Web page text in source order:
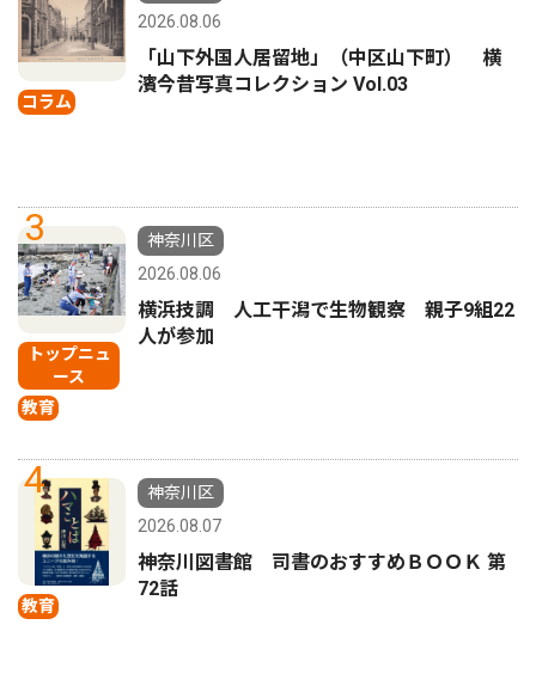
コラム
2026.08.06
「山下外国人居留地」（中区山下町） 横
濱今昔写真コレクション Vol.03
3
トップニュ
ース
教育
神奈川区
2026.08.06
横浜技調 人工干潟で生物観察 親子9組22
人が参加
4
教育
神奈川区
2026.08.07
神奈川図書館 司書のおすすめＢＯＯＫ 第
72話